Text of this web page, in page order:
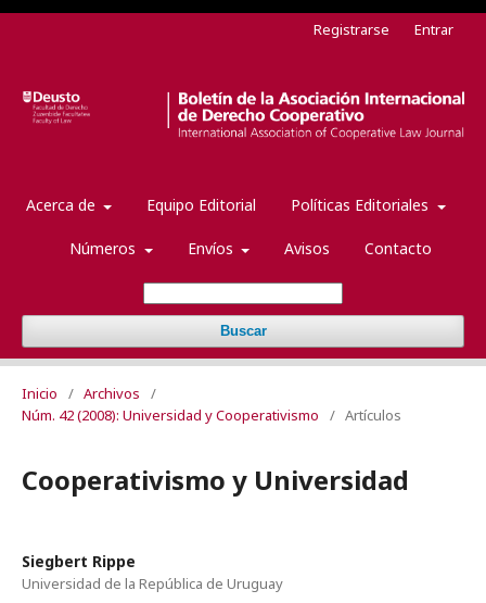
Acerca de Equipo Editorial Políticas Editoriales
Números Envíos Avisos Contacto
Buscar
Registrarse Entrar
Inicio / Archivos
/
Núm. 42 (2008): Universidad y Cooperativismo
/ Artículos
Cooperativismo y Universidad
Siegbert Rippe
Universidad de la República de Uruguay